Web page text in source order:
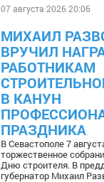
07 августа 2026 20:06
МИХАИЛ
ВРУЧИЛ
РАБОТНИКАМ
В КАНУН
ПРАЗДНИКА
В Севастополе 7
торжественное
Дню строителя. В
губернатор Михаил